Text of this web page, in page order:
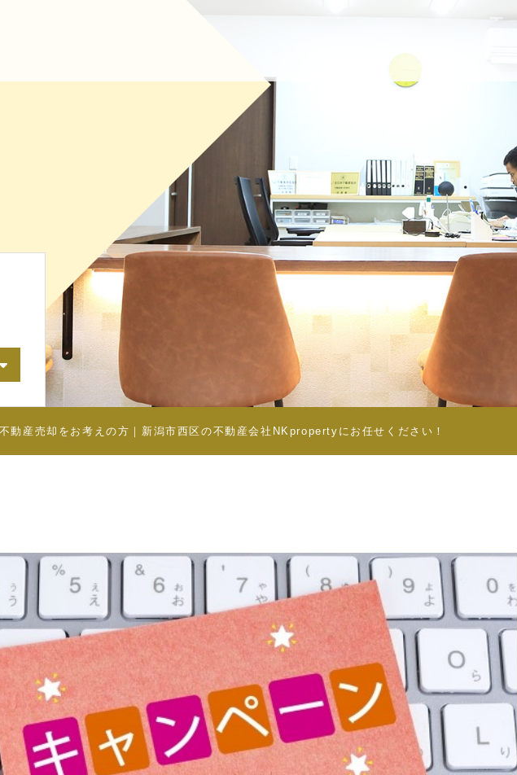
動産売却をお考えの方｜新潟市西区の不動産会社NKpropertyにお任せください！